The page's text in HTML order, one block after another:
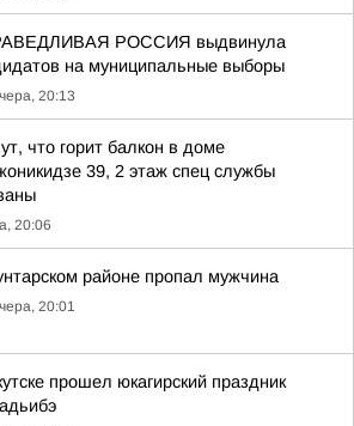
РОССИЯ выдвинула
на муниципальные выборы
20:13
что горит балкон в доме
39, 2 этаж спец службы
20:06
районе пропал мужчина
20:01
прошел юкагирский праздник